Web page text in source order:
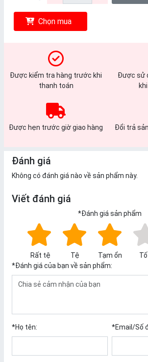
Chọn mua
Được kiểm tra hàng trước khi
thanh toán
Được sử
Được hẹn trước giờ giao hàng
Đổi trả
Đánh giá
Không có đánh giá nào về sản phẩm này.
Viết đánh giá
*Đánh giá sản phẩm
Rất tệ Tệ Tạm ổn
*Đánh giá của bạn về sản phẩm:
*Họ tên: *Email/Số